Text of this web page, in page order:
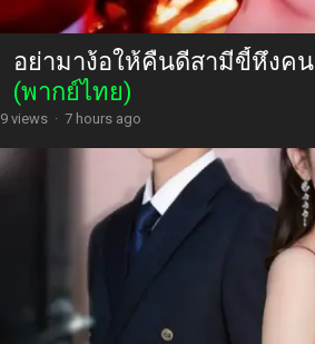
อย่ามาง้อให้คืนดีสามีขี้หึงคน
(พากย์ไทย)
9 views · 7 hours ago